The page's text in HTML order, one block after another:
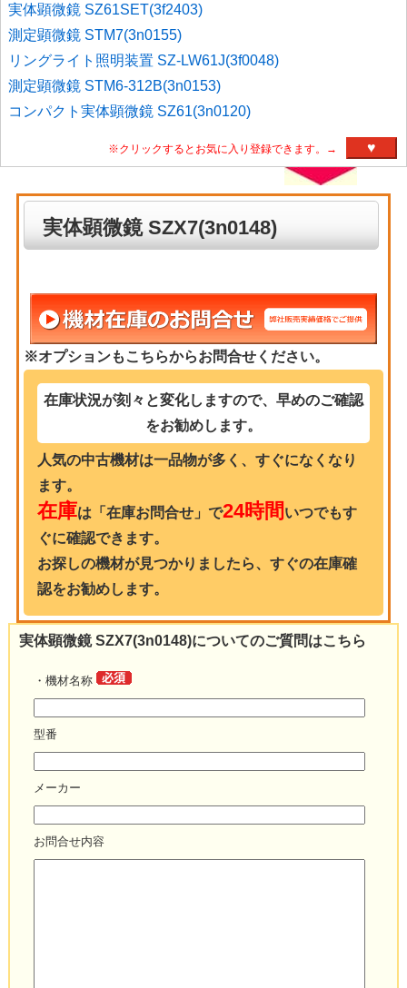
実体顕微鏡 SZ61SET(3f2403)
測定顕微鏡 STM7(3n0155)
リングライト照明装置 SZ-LW61J(3f0048)
測定顕微鏡 STM6-312B(3n0153)
コンパクト実体顕微鏡 SZ61(3n0120)
※クリックするとお気に入り登録できます。→ ♥
実体顕微鏡 SZX7(3n0148)
※オプションもこちらからお問合せください。
在庫状況が刻々と変化しますので、早めのご確認
をお勧めします。
人気の中古機材は一品物が多く、すぐになくなり
ます。
在庫は「在庫お問合せ」で24時間 いつでもす
ぐに確認できます。
お探しの機材が見つかりましたら、すぐの在庫確
認をお勧めします。
実体顕微鏡 SZX7(3n0148)についてのご質問はこちら
・機材名称
型番
メーカー
お問合せ内容